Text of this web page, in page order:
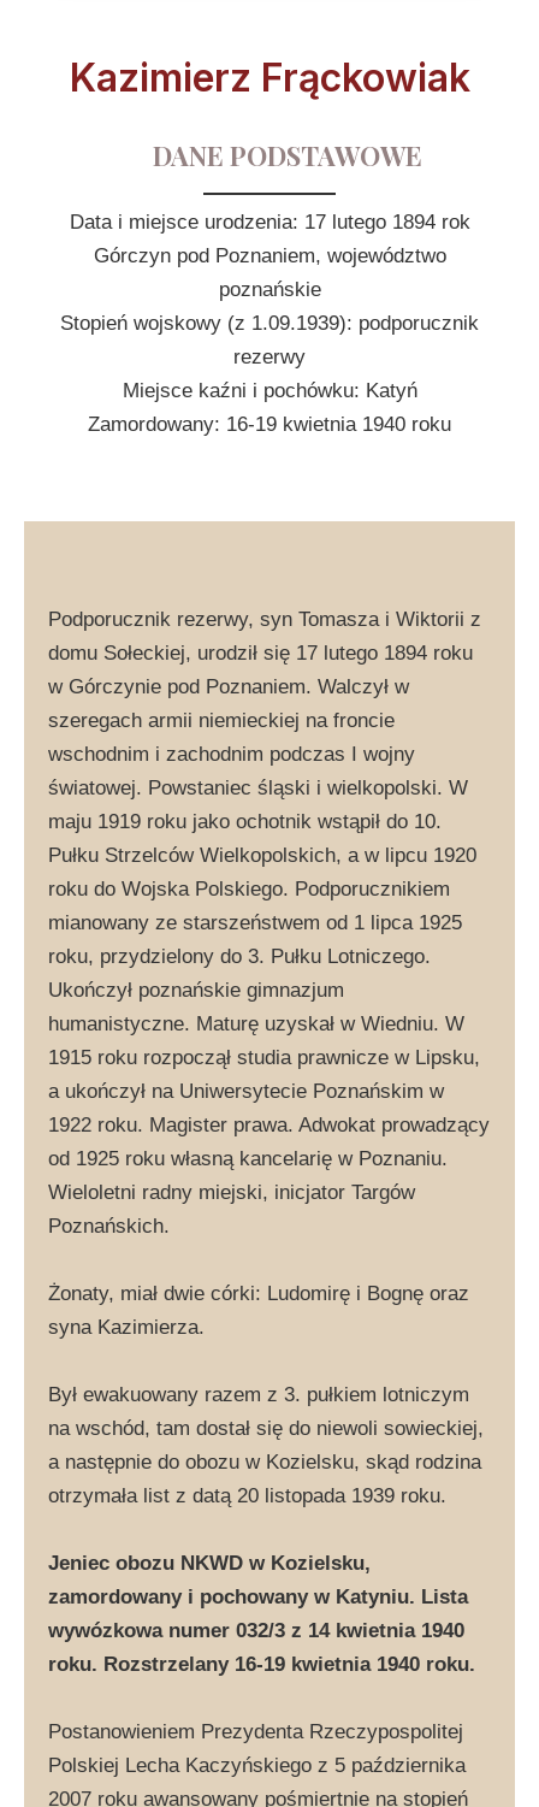
Kazimierz Frąckowiak
DANE PODSTAWOWE
Data i miejsce urodzenia: 17 lutego 1894 rok
Górczyn pod Poznaniem, województwo
poznańskie
Stopień wojskowy (z 1.09.1939): podporucznik
rezerwy
Miejsce kaźni i pochówku: Katyń
Zamordowany: 16-19 kwietnia 1940 roku
Podporucznik rezerwy, syn Tomasza i Wiktorii z
domu Sołeckiej, urodził się 17 lutego 1894 roku
w Górczynie pod Poznaniem. Walczył w
szeregach armii niemieckiej na froncie
wschodnim i zachodnim podczas I wojny
światowej. Powstaniec śląski i wielkopolski. W
maju 1919 roku jako ochotnik wstąpił do 10.
Pułku Strzelców Wielkopolskich, a w lipcu 1920
roku do Wojska Polskiego. Podporucznikiem
mianowany ze starszeństwem od 1 lipca 1925
roku, przydzielony do 3. Pułku Lotniczego.
Ukończył poznańskie gimnazjum
humanistyczne. Maturę uzyskał w Wiedniu. W
1915 roku rozpoczął studia prawnicze w Lipsku,
a ukończył na Uniwersytecie Poznańskim w
1922 roku. Magister prawa. Adwokat prowadzący
od 1925 roku własną kancelarię w Poznaniu.
Wieloletni radny miejski, inicjator Targów
Poznańskich.
Żonaty, miał dwie córki: Ludomirę i Bognę oraz
syna Kazimierza.
Był ewakuowany razem z 3. pułkiem lotniczym
na wschód, tam dostał się do niewoli sowieckiej,
a następnie do obozu w Kozielsku, skąd rodzina
otrzymała list z datą 20 listopada 1939 roku.
Jeniec obozu NKWD w Kozielsku,
zamordowany i pochowany w Katyniu. Lista
wywózkowa numer 032/3 z 14 kwietnia 1940
roku. Rozstrzelany 16-19 kwietnia 1940 roku.
Postanowieniem Prezydenta Rzeczypospolitej
Polskiej Lecha Kaczyńskiego z 5 października
2007 roku awansowany pośmiertnie na stopień